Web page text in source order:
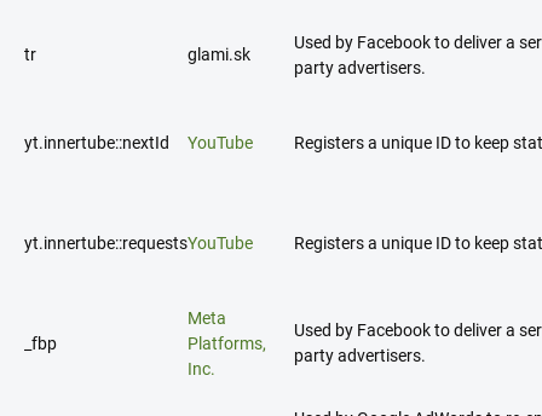
tr glami.sk
Used by Facebook to deliver a
party advertisers.
yt.innertube::nextId YouTube Registers a unique ID to keep
yt.innertube::requestsYouTube Registers a unique ID to keep
_fbp
Meta
Platforms,
Inc.
Used by Facebook to deliver a
party advertisers.